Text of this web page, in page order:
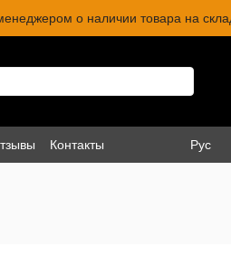
о наличии товара на
Контакты Рус